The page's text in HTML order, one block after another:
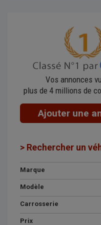
Vos annonces
plus de 4 millions de
Ajouter une
> Rechercher un
Marque
Modèle
Carrosserie
Prix